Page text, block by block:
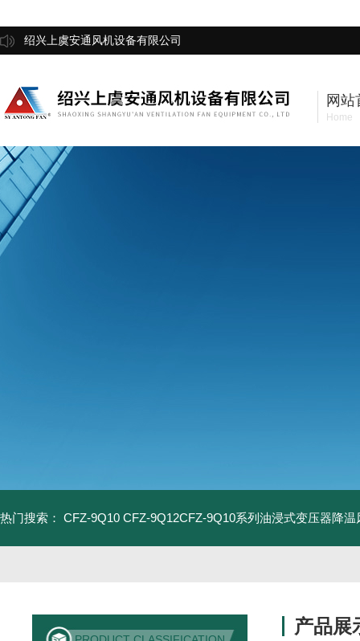
绍兴上虞安通风机设备有限公司
网站
Home
热门搜索： CFZ-9Q10 CFZ-9Q12CFZ-9Q10系列油浸式变压器降温
产品展